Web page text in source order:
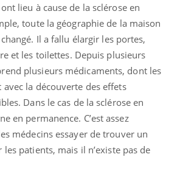
lieu à cause de la sclérose en
toute la géographie de la maison
Il a fallu élargir les portes,
et les toilettes. Depuis plusieurs
plusieurs médicaments, dont les
avec la découverte des effets
Dans le cas de la sclérose en
en permanence. C’est assez
médecins essayer de trouver un
patients, mais il n’existe pas de